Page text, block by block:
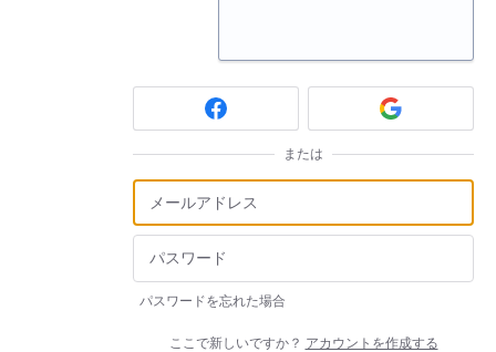
または
パスワードを忘れた場合
ここで新しいですか？ アカウントを作成する